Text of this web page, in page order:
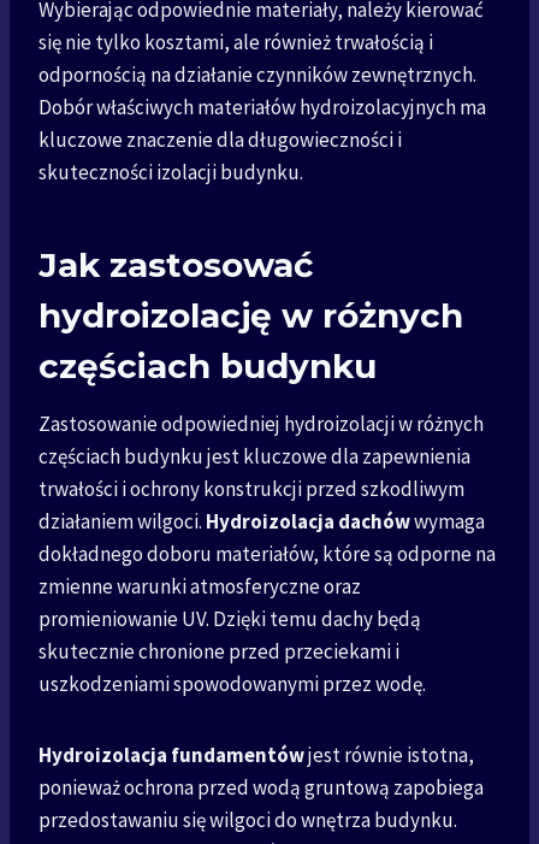
Wybierając odpowiednie materiały, należy kierować
się nie tylko kosztami, ale również trwałością i
odpornością na działanie czynników zewnętrznych.
Dobór właściwych materiałów hydroizolacyjnych ma
kluczowe znaczenie dla długowieczności i
skuteczności izolacji budynku.
Jak zastosować
hydroizolację w różnych
częściach budynku
Zastosowanie odpowiedniej hydroizolacji w różnych
częściach budynku jest kluczowe dla zapewnienia
trwałości i ochrony konstrukcji przed szkodliwym
działaniem wilgoci. Hydroizolacja dachówwymaga
dokładnego doboru materiałów, które są odporne na
zmienne warunki atmosferyczne oraz
promieniowanie UV. Dzięki temu dachy będą
skutecznie chronione przed przeciekami i
uszkodzeniami spowodowanymi przez wodę.
Hydroizolacja fundamentówjest równie istotna,
ponieważ ochrona przed wodą gruntową zapobiega
przedostawaniu się wilgoci do wnętrza budynku.